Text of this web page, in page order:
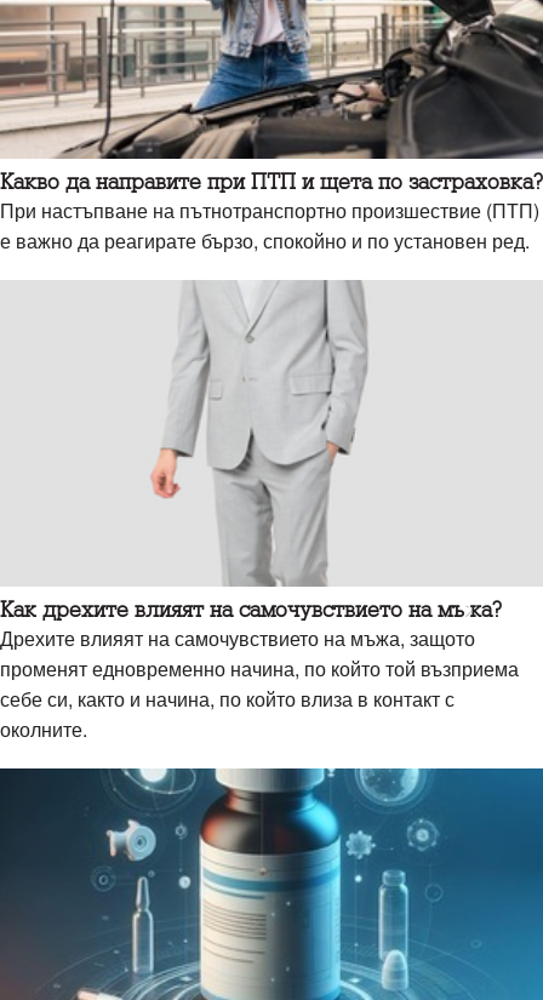
Какво да направите при ПТП и щета по застраховка?
При настъпване на пътнотранспортно произшествие (ПТП)
е важно да реагирате бързо, спокойно и по установен ред.
Как дрехите влияят на самочувствието на мъжа?
Дрехите влияят на самочувствието на мъжа, защото
променят едновременно начина, по който той възприема
себе си, както и начина, по който влиза в контакт с
околните.